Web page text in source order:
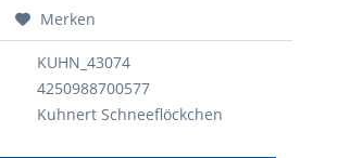
Merken
KUHN_43074
4250988700577
Kuhnert Schneeflöckchen